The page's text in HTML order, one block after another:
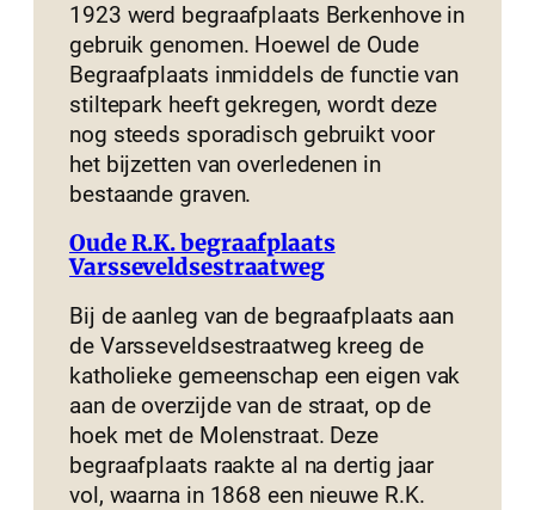
1923 werd begraafplaats Berkenhove in
gebruik genomen. Hoewel de Oude
Begraafplaats inmiddels de functie van
stiltepark heeft gekregen, wordt deze
nog steeds sporadisch gebruikt voor
het bijzetten van overledenen in
bestaande graven.
Oude R.K. begraafplaats
Varsseveldsestraatweg
Bij de aanleg van de begraafplaats aan
de Varsseveldsestraatweg kreeg de
katholieke gemeenschap een eigen vak
aan de overzijde van de straat, op de
hoek met de Molenstraat. Deze
begraafplaats raakte al na dertig jaar
vol, waarna in 1868 een nieuwe R.K.